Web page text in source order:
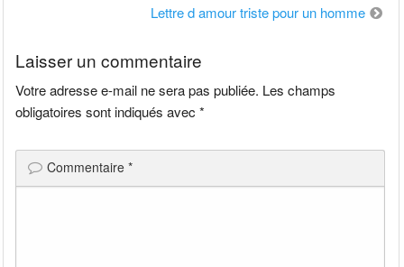
Lettre d amour triste pour un homme
Laisser un commentaire
Votre adresse e-mail ne sera pas publiée. Les champs
obligatoires sont indiqués avec*
Commentaire*